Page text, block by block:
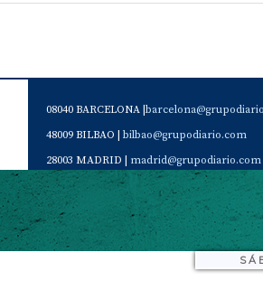
08040 BARCELONA |
48009 BILBAO | bilbao@grupodiario.com
28003 MADRID | madrid@grupodiario.com
46120 Alboraya. VALENCIA |
Servicio de Atención al Socio Suscriptor |
Teléfono de contacto de Diario del Puerto: